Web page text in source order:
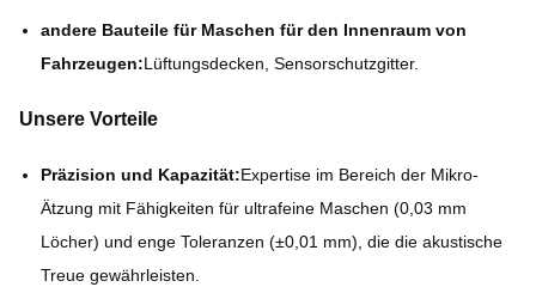
andere Bauteile für Maschen für den Innenraum von
Fahrzeugen:Lüftungsdecken, Sensorschutzgitter.
Unsere Vorteile
Präzision und Kapazität:Expertise im Bereich der Mikro-
Ätzung mit Fähigkeiten für ultrafeine Maschen (0,03 mm
Löcher) und enge Toleranzen (±0,01 mm), die die akustische
Treue gewährleisten.